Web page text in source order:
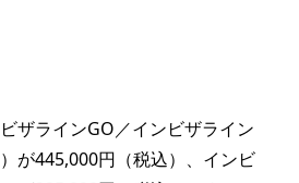
ザラインGO／インビザライン
が445,000円（税込）、インビ